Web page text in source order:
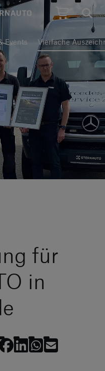
der Seite
Events Vierfache
für
in